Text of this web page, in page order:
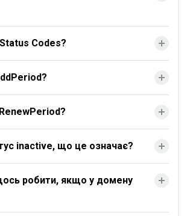
Codes?
inactive, що це означає?
робити, якщо у домену